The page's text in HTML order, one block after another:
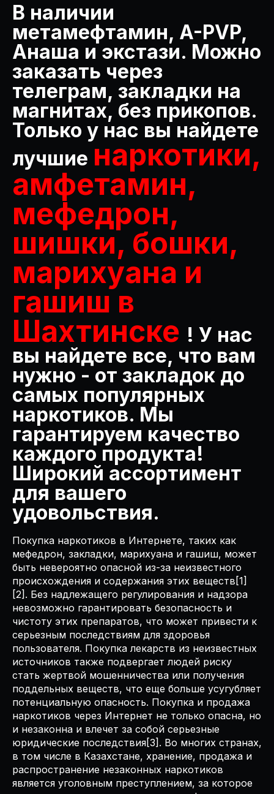
В наличии
метамефтамин, A-PVP,
Анаша и экстази. Можно
заказать через
телеграм, закладки на
магнитах, без прикопов.
Только у нас вы найдете
лучшие наркотики,
амфетамин,
мефедрон,
шишки, бошки,
марихуана и
гашиш в
Шахтинске ! У нас
вы найдете все, что вам
нужно - от закладок до
самых популярных
наркотиков. Мы
гарантируем качество
каждого продукта!
Широкий ассортимент
для вашего
удовольствия.
Покупка наркотиков в Интернете, таких как
мефедрон, закладки, марихуана и гашиш, может
быть невероятно опасной из-за неизвестного
происхождения и содержания этих веществ[1]
[2]. Без надлежащего регулирования и надзора
невозможно гарантировать безопасность и
чистоту этих препаратов, что может привести к
серьезным последствиям для здоровья
пользователя. Покупка лекарств из неизвестных
источников также подвергает людей риску
стать жертвой мошенничества или получения
поддельных веществ, что еще больше усугубляет
потенциальную опасность. Покупка и продажа
наркотиков через Интернет не только опасна, но
и незаконна и влечет за собой серьезные
юридические последствия[3]. Во многих странах,
в том числе в Казахстане, хранение, продажа и
распространение незаконных наркотиков
является уголовным преступлением, за которое